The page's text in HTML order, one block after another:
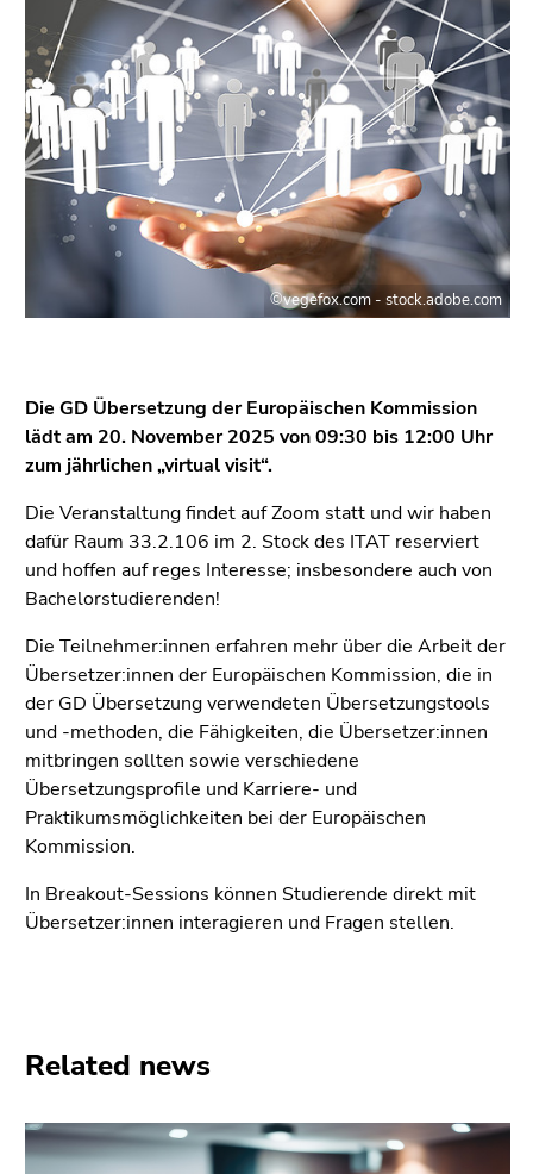
Go
to
contents
(Accesskey
1)
position
(Accesskey
to
main
navigation
3)
Go
to
additional
(Accesskey
5)
Go
to
page
settings
(user/language)
(Accesskey
8)
Go
page
sections
©vegefox.com - stock.adobe.com
Die GD Übersetzung der Europäischen Kommission
lädt am 20. November 2025 von 09:30 bis 12:00 Uhr
zum jährlichen „virtual visit“.
Die Veranstaltung findet auf Zoom statt und wir haben
dafür Raum 33.2.106 im 2. Stock des ITAT reserviert
und hoffen auf reges Interesse; insbesondere auch von
Bachelorstudierenden!
Die Teilnehmer:innen erfahren mehr über die Arbeit der
Übersetzer:innen der Europäischen Kommission, die in
der GD Übersetzung verwendeten Übersetzungstools
und -methoden, die Fähigkeiten, die Übersetzer:innen
mitbringen sollten sowie verschiedene
Übersetzungsprofile und Karriere- und
Praktikumsmöglichkeiten bei der Europäischen
Kommission.
In Breakout-Sessions können Studierende direkt mit
Übersetzer:innen interagieren und Fragen stellen.
Related news